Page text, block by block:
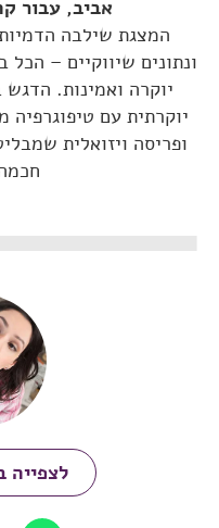
אביב, עבור
המצגת שילבה
ונתונים שיווקיים –
יוקרה ואמינות. הדגש
יוקרתית עם טיפוגרפיה
ופריסה ויזואלית
לצפייה